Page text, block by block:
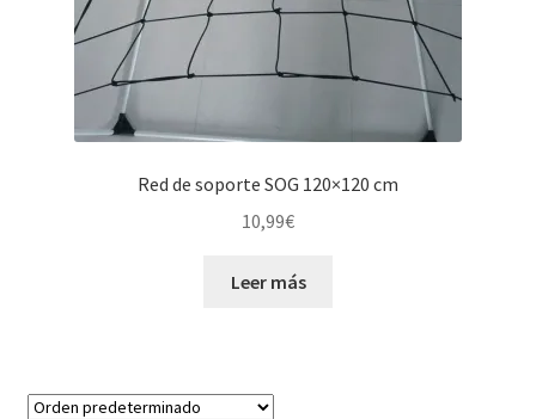
Red de soporte SOG 120×120 cm
10,99€
Leer más